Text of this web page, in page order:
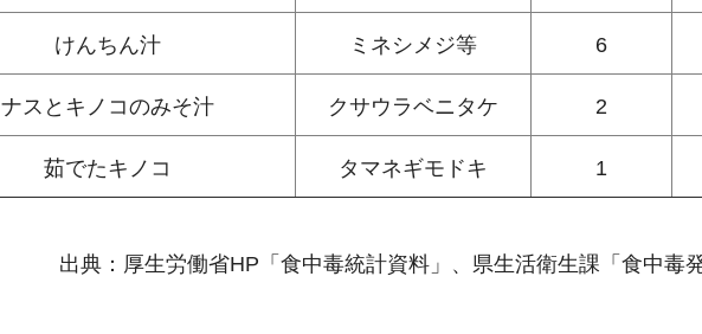
けんちん汁 ミネシメジ等 6
ナスとキノコのみそ汁 クサウラベニタケ 2
茹でたキノコ タマネギモドキ 1
出典：厚生労働省HP「食中毒統計資料」、県生活衛生課「食中毒